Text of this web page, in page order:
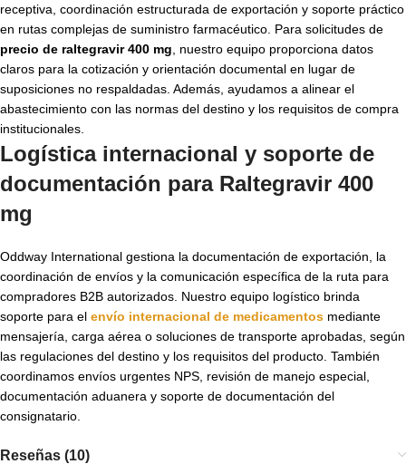
receptiva, coordinación estructurada de exportación y soporte práctico
en rutas complejas de suministro farmacéutico. Para solicitudes de
precio de raltegravir 400 mg , nuestro equipo proporciona datos
claros para la cotización y orientación documental en lugar de
suposiciones no respaldadas. Además, ayudamos a alinear el
abastecimiento con las normas del destino y los requisitos de compra
institucionales.
Logística internacional y soporte de
documentación para Raltegravir 400
mg
Oddway International gestiona la documentación de exportación, la
coordinación de envíos y la comunicación específica de la ruta para
compradores B2B autorizados. Nuestro equipo logístico brinda
soporte para el envío internacional de medicamentos mediante
mensajería, carga aérea o soluciones de transporte aprobadas, según
las regulaciones del destino y los requisitos del producto. También
coordinamos envíos urgentes NPS, revisión de manejo especial,
documentación aduanera y soporte de documentación del
consignatario.
Reseñas (10)